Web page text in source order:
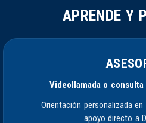
APRENDE Y
Videollamada o
Orientación personalizada
apoyo directo a